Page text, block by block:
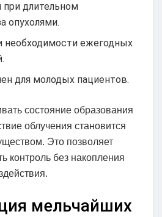
при длительном
опухолями.
необходимости ежегодных
для молодых пациентов.
состояние образования
облучения становится
Это позволяет
контроль без накопления
мельчайших